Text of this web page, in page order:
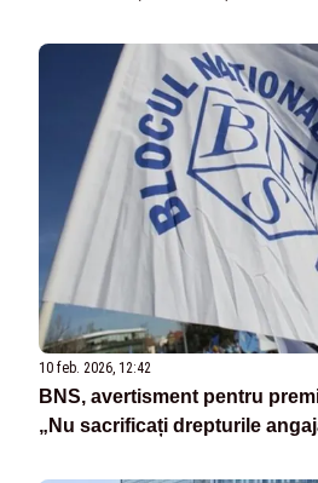
10 feb. 2026, 12:42
BNS, avertisment pentru
„Nu sacrificați drepturile